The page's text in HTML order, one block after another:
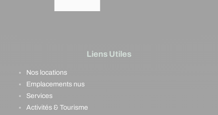
Liens Utiles
Nos locations
Emplacements nus
Services
Activités & Tourisme